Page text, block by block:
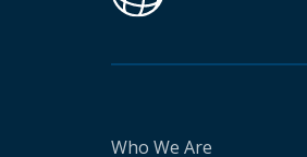
Who We Are